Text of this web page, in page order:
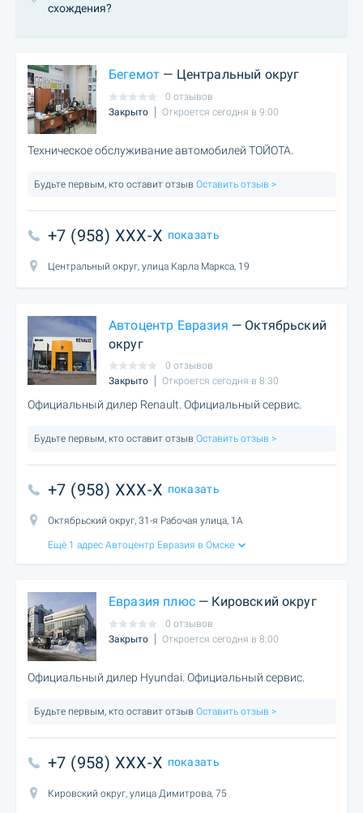
cхождения?
Бегемот — Центральный округ
0 отзывов
Закрыто
Откроется сегодня в 9:00
Техническое обслуживание автомобилей ТОЙОТА.
Будьте первым, кто оставит отзыв Оставить отзыв >
+7 (958) XXX-X показать
Центральный округ, улица Карла Маркса, 19
Автоцентр Евразия — Октябрьский
округ
0 отзывов
Закрыто
Откроется сегодня в 8:30
Официальный дилер Renault. Официальный сервис.
Будьте первым, кто оставит отзыв Оставить отзыв >
+7 (958) XXX-X показать
Октябрьский округ, 31-я Рабочая улица, 1А
Ещё 1 адрес Автоцентр Евразия в Омске
Евразия плюс— Кировский округ
0 отзывов
Закрыто
Откроется сегодня в 8:00
Официальный дилер Hyundai. Официальный сервис.
Будьте первым, кто оставит отзыв Оставить отзыв >
+7 (958) XXX-X показать
Кировский округ, улица Димитрова, 75